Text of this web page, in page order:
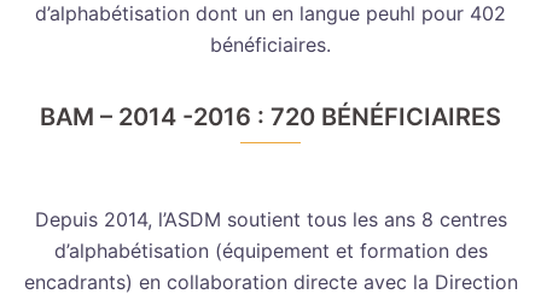
d’alphabétisation dont un en langue peuhl pour 402
bénéficiaires.
BAM – 2014 -2016 : 720 BÉNÉFICIAIRES
Depuis 2014, l’ASDM soutient tous les ans 8 centres
d’alphabétisation (équipement et formation des
encadrants) en collaboration directe avec la Direction